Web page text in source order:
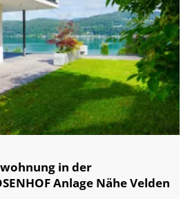
in der
Anlage Nähe Velden